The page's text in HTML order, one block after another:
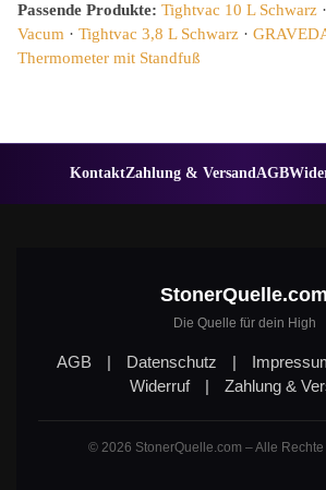
Passende Produkte: Tightvac 10 L Schwarz ·
Vacum · Tightvac 3,8 L Schwarz ·
Thermometer mit Standfuß
KontaktZahlung & VersandAGB
StonerQuelle.com
Die Quelle für dein High
AGB | Datenschutz |
Widerruf
| Zahlung &
© 2026 StonerQuelle.com – Alle Rechte